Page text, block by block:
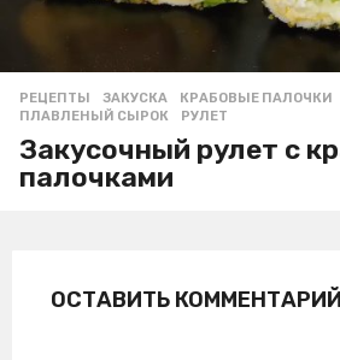
РЕЦЕПТЫ ЗАКУСКА ,КРАБОВЫЕ ПАЛОЧКИ
ПЛАВЛЕНЫЙ СЫРОК
,РУЛЕТ
Закусочный рулет с
палочками
ОСТАВИТЬ КОММЕНТАРИЙ